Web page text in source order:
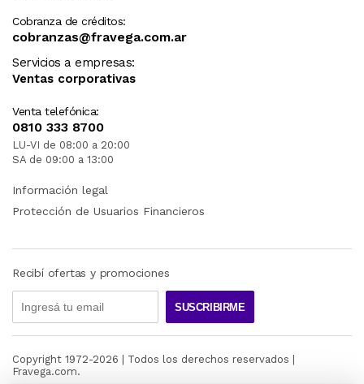
Cobranza de créditos:
cobranzas@fravega.com.ar
Servicios a empresas:
Ventas corporativas
Venta telefónica:
0810 333 8700
LU-VI de 08:00 a 20:00
SA de 09:00 a 13:00
Información legal
Protección de Usuarios Financieros
Recibí ofertas y promociones
SUSCRIBIRME
Copyright 1972-2026 | Todos los derechos reservados |
Fravega.com.